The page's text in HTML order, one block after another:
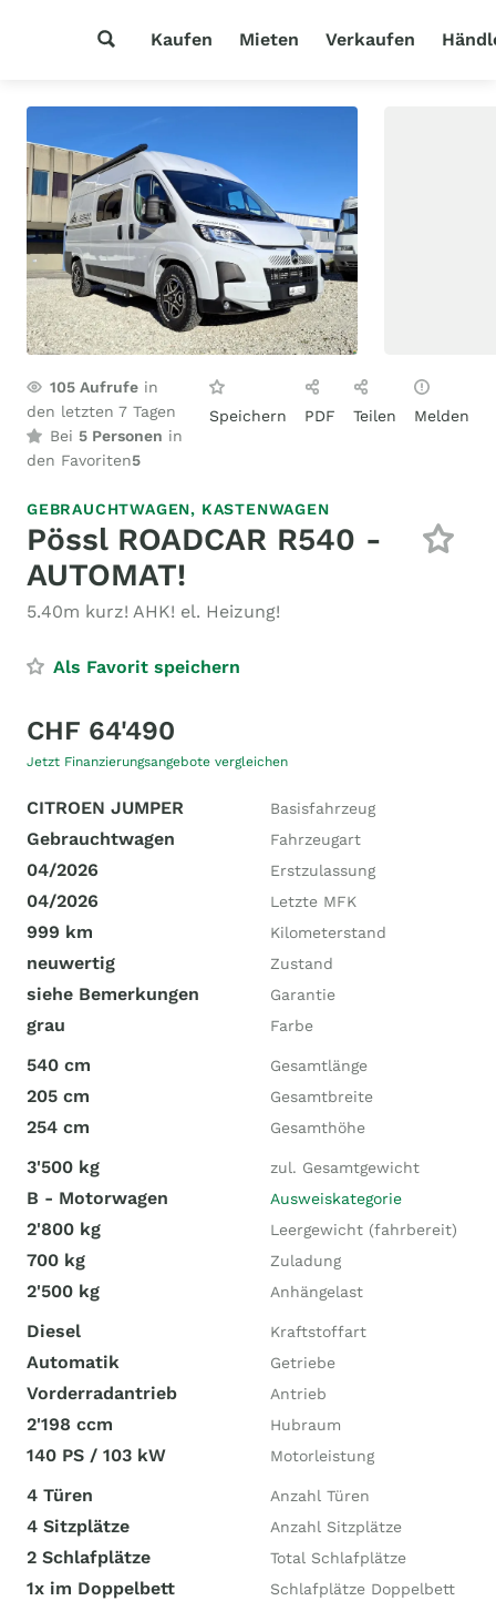
Kaufen Mieten Verkaufen
105 Aufrufe in
den letzten 7 Tagen
Bei 5 Personen in
den Favoriten5
Speichern PDF Teilen Melden
GEBRAUCHTWAGEN, KASTENWAGEN
Pössl ROADCAR R540 -
AUTOMAT!
5.40m kurz! AHK! el. Heizung!
Als Favorit speichern
CHF 64'490
Jetzt Finanzierungsangebote vergleichen
CITROEN JUMPER Basisfahrzeug
Gebrauchtwagen Fahrzeugart
04/2026 Erstzulassung
04/2026 Letzte MFK
999 km Kilometerstand
neuwertig Zustand
siehe Bemerkungen Garantie
grau Farbe
540 cm Gesamtlänge
205 cm Gesamtbreite
254 cm Gesamthöhe
3'500 kg zul. Gesamtgewicht
B - Motorwagen Ausweiskategorie
2'800 kg Leergewicht (fahrbereit)
700 kg Zuladung
2'500 kg Anhängelast
Diesel Kraftstoffart
Automatik Getriebe
Vorderradantrieb Antrieb
2'198 ccm Hubraum
140 PS / 103 kW Motorleistung
4 Türen Anzahl Türen
4 Sitzplätze Anzahl Sitzplätze
2 Schlafplätze Total Schlafplätze
1x im Doppelbett Schlafplätze Doppelbett